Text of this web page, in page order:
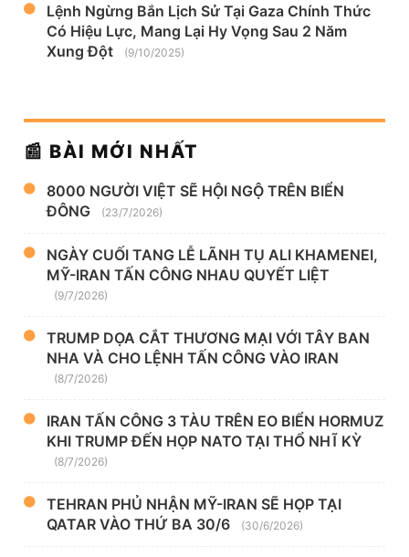
Lệnh Ngừng Bắn Lịch Sử Tại Gaza Chính Thức
Có Hiệu Lực, Mang Lại Hy Vọng Sau 2 Năm
Xung Đột
(9/10/2025)
📰 BÀI MỚI NHẤT
8000 NGƯỜI VIỆT SẼ HỘI NGỘ TRÊN BIỂN
ĐÔNG
(23/7/2026)
NGÀY CUỐI TANG LỄ LÃNH TỤ ALI KHAMENEI,
MỸ-IRAN TẤN CÔNG NHAU QUYẾT LIỆT
(9/7/2026)
TRUMP DỌA CẮT THƯƠNG MẠI VỚI TÂY BAN
NHA VÀ CHO LỆNH TẤN CÔNG VÀO IRAN
(8/7/2026)
IRAN TẤN CÔNG 3 TÀU TRÊN EO BIỂN HORMUZ
KHI TRUMP ĐẾN HỌP NATO TẠI THỔ NHĨ KỲ
(8/7/2026)
TEHRAN PHỦ NHẬN MỸ-IRAN SẼ HỌP TẠI
QATAR VÀO THỨ BA 30/6
(30/6/2026)